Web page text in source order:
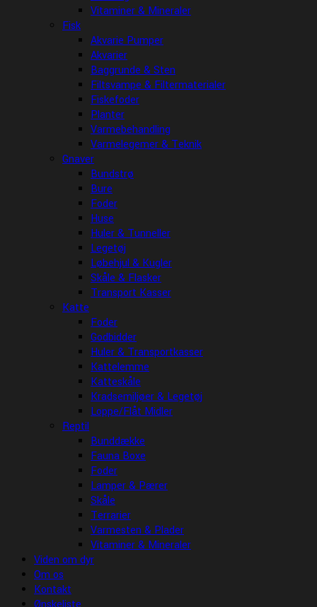
Vitaminer & Mineraler
Fisk
Akvarie Pumper
Akvarier
Baggrunde & Sten
Filtsvampe & Filtermaterialer
Fiskefoder
Planter
Varmebehandling
Varmelegemer & Teknik
Gnaver
Bundstrø
Bure
Foder
Huse
Huler & Tunneller
Legetøj
Løbehjul & Kugler
Skåle & Flasker
Transport Kasser
Katte
Foder
Godbidder
Huler & Transportkasser
Kattelemme
Katteskåle
Kradsemiljøer & Legetøj
Loppe/Flåt Midler
Reptil
Bunddække
Fauna Boxe
Foder
Lamper & Pærer
Skåle
Terrarier
Varmesten & Plader
Vitaminer & Mineraler
Viden om dyr
Om os
Kontakt